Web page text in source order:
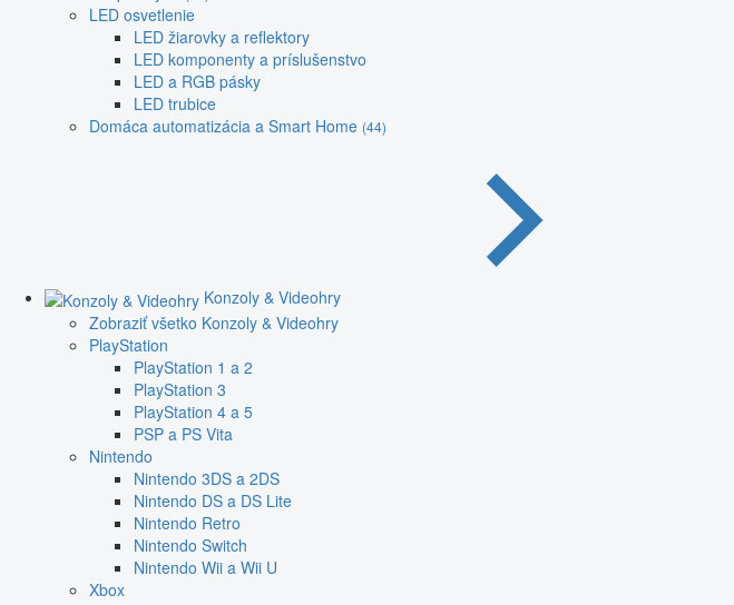
LED osvetlenie
LED žiarovky a reflektory
LED komponenty a príslušenstvo
LED a RGB pásky
LED trubice
Domáca automatizácia a Smart Home (44)
Konzoly & Videohry
Zobraziť všetko Konzoly & Videohry
PlayStation
PlayStation 1 a 2
PlayStation 3
PlayStation 4 a 5
PSP a PS Vita
Nintendo
Nintendo 3DS a 2DS
Nintendo DS a DS Lite
Nintendo Retro
Nintendo Switch
Nintendo Wii a Wii U
Xbox